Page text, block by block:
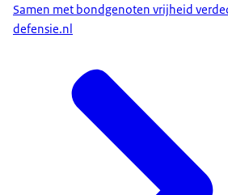
Samen met bondgenoten vrijheid
defensie.nl